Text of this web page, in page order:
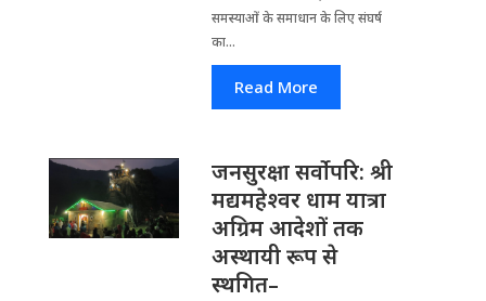
समस्याओं के समाधान के लिए संघर्ष
का...
Read More
जनसुरक्षा सर्वोपरि: श्री
मद्यमहेश्वर धाम यात्रा
अग्रिम आदेशों तक
अस्थायी रूप से
स्थगित–